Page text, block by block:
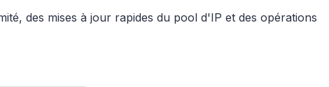
des mises à jour rapides du pool d'IP et des opérations